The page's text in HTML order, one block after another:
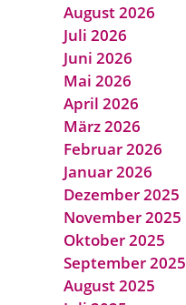
August 2026
Juli 2026
Juni 2026
Mai 2026
April 2026
März 2026
Februar 2026
Januar 2026
Dezember 2025
November 2025
Oktober 2025
September 2025
August 2025